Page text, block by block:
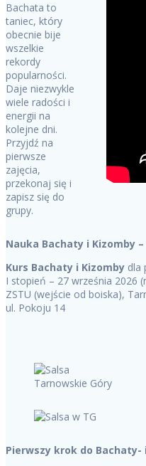
Bachata to
taniec, który
obecnie bije
wszelkie
rekordy
popularności.
Daje niezwykle
wiele radości i
energii na
kolejne dni.
Przyjdź na
pierwsze
zajęcia,
przekonaj się i
zapisz się do
grupy.
Nauka Bachaty i Kizomby
Kurs Bachaty i Kizomby dla
I stopień – 27 września 2026
ZSTU (wejście od boiska),
ul. Pokoju 14
Pierwszy krok do